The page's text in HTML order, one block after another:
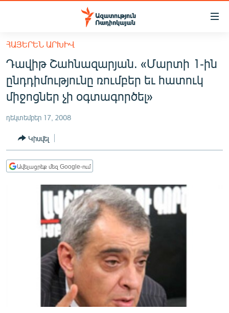
Մատչելիության
հիմնական
բովանդակությանը
Անցնել
հիմնական
մենյուին
ՀԱՅԱՍՏԱՆ
ՔԱՂԱՔԱԿԱՆ
ՀԱՍԱՐԱԿՈՒԹՅՈՒՆ
ՏՆՏԵՍՈՒԹՅՈՒՆ
ՂԱՐԱԲԱՂ
ՊԱՏԵՐԱԶՄԻ 6 ՇԱԲԱԹՆԵՐԸ
ՏԱՐԱԾԱՇՐՋԱՆ
ՄԻՋԱԶԳԱՅԻՆ
ՄՇԱԿՈՒՅԹ
ՄԵԿՆԱԲԱՆՈՒԹՅՈՒՆ
ՀԱՅԵՐԵՆ ԱՐԽԻՎ
Դավիթ Շահնազարյան. «Մարտի 1-ին
ընդդիմությունը ռումբեր եւ հատուկ
միջոցներ չի օգտագործել»
դեկտեմբեր 17, 2008
Կիսվել
Ավելացրեք մեզ Google-ում